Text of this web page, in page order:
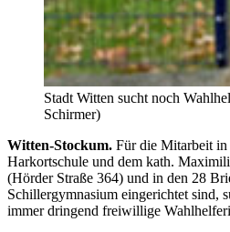
Stadt Witten sucht noch
Schirmer)
Witten-Stockum. Für die Mitarbeit
Harkortschule und dem kath.
(Hörder Straße 364) und in den 28
Schillergymnasium eingerichtet sind,
immer dringend freiwillige